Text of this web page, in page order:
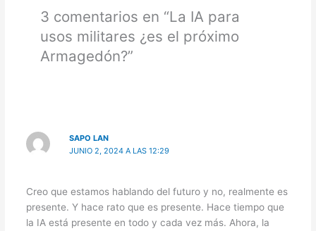
3 comentarios en “La IA para
usos militares ¿es el próximo
Armagedón?”
SAPO LAN
JUNIO 2, 2024 A LAS 12:29
Creo que estamos hablando del futuro y no, realmente es
presente. Y hace rato que es presente. Hace tiempo que
la IA está presente en todo y cada vez más. Ahora, la